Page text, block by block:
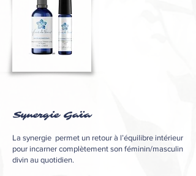
Synergie Gaïa
La synergie permet un retour à l’équilibre intérieur
pour incarner complètement son féminin/masculin
divin au quotidien.